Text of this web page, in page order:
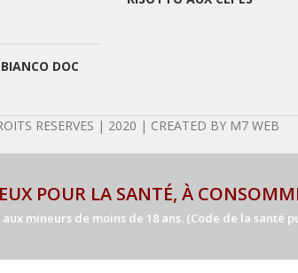
DOC
RESERVES | 2020 | CREATED BY M7 WEB
POUR LA SANTÉ, À
mineurs de moins de 18 ans. (Code de la santé